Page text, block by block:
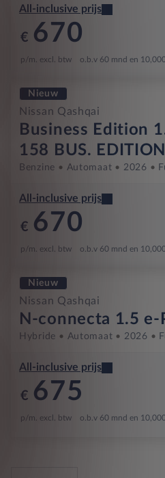
All-inclusive prijs
€ 670
p/m. excl. btw o.b.v 60 mnd en
Nieuw
Nissan Qashqai
Business Edition
158 BUS.
Benzine Automaat 2026
All-inclusive prijs
€ 670
p/m. excl. btw o.b.v 60 mnd en
Nieuw
Nissan Qashqai
N-connecta 1.5 e-
Hybride Automaat 2026
All-inclusive prijs
€ 675
p/m. excl. btw o.b.v 60 mnd en